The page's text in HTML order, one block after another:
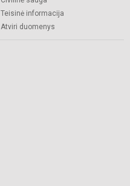
Teisinė informacija
Atviri duomenys